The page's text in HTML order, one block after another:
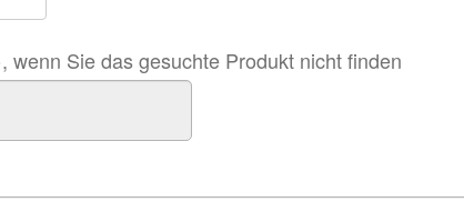
wenn Sie das gesuchte Produkt nicht finden